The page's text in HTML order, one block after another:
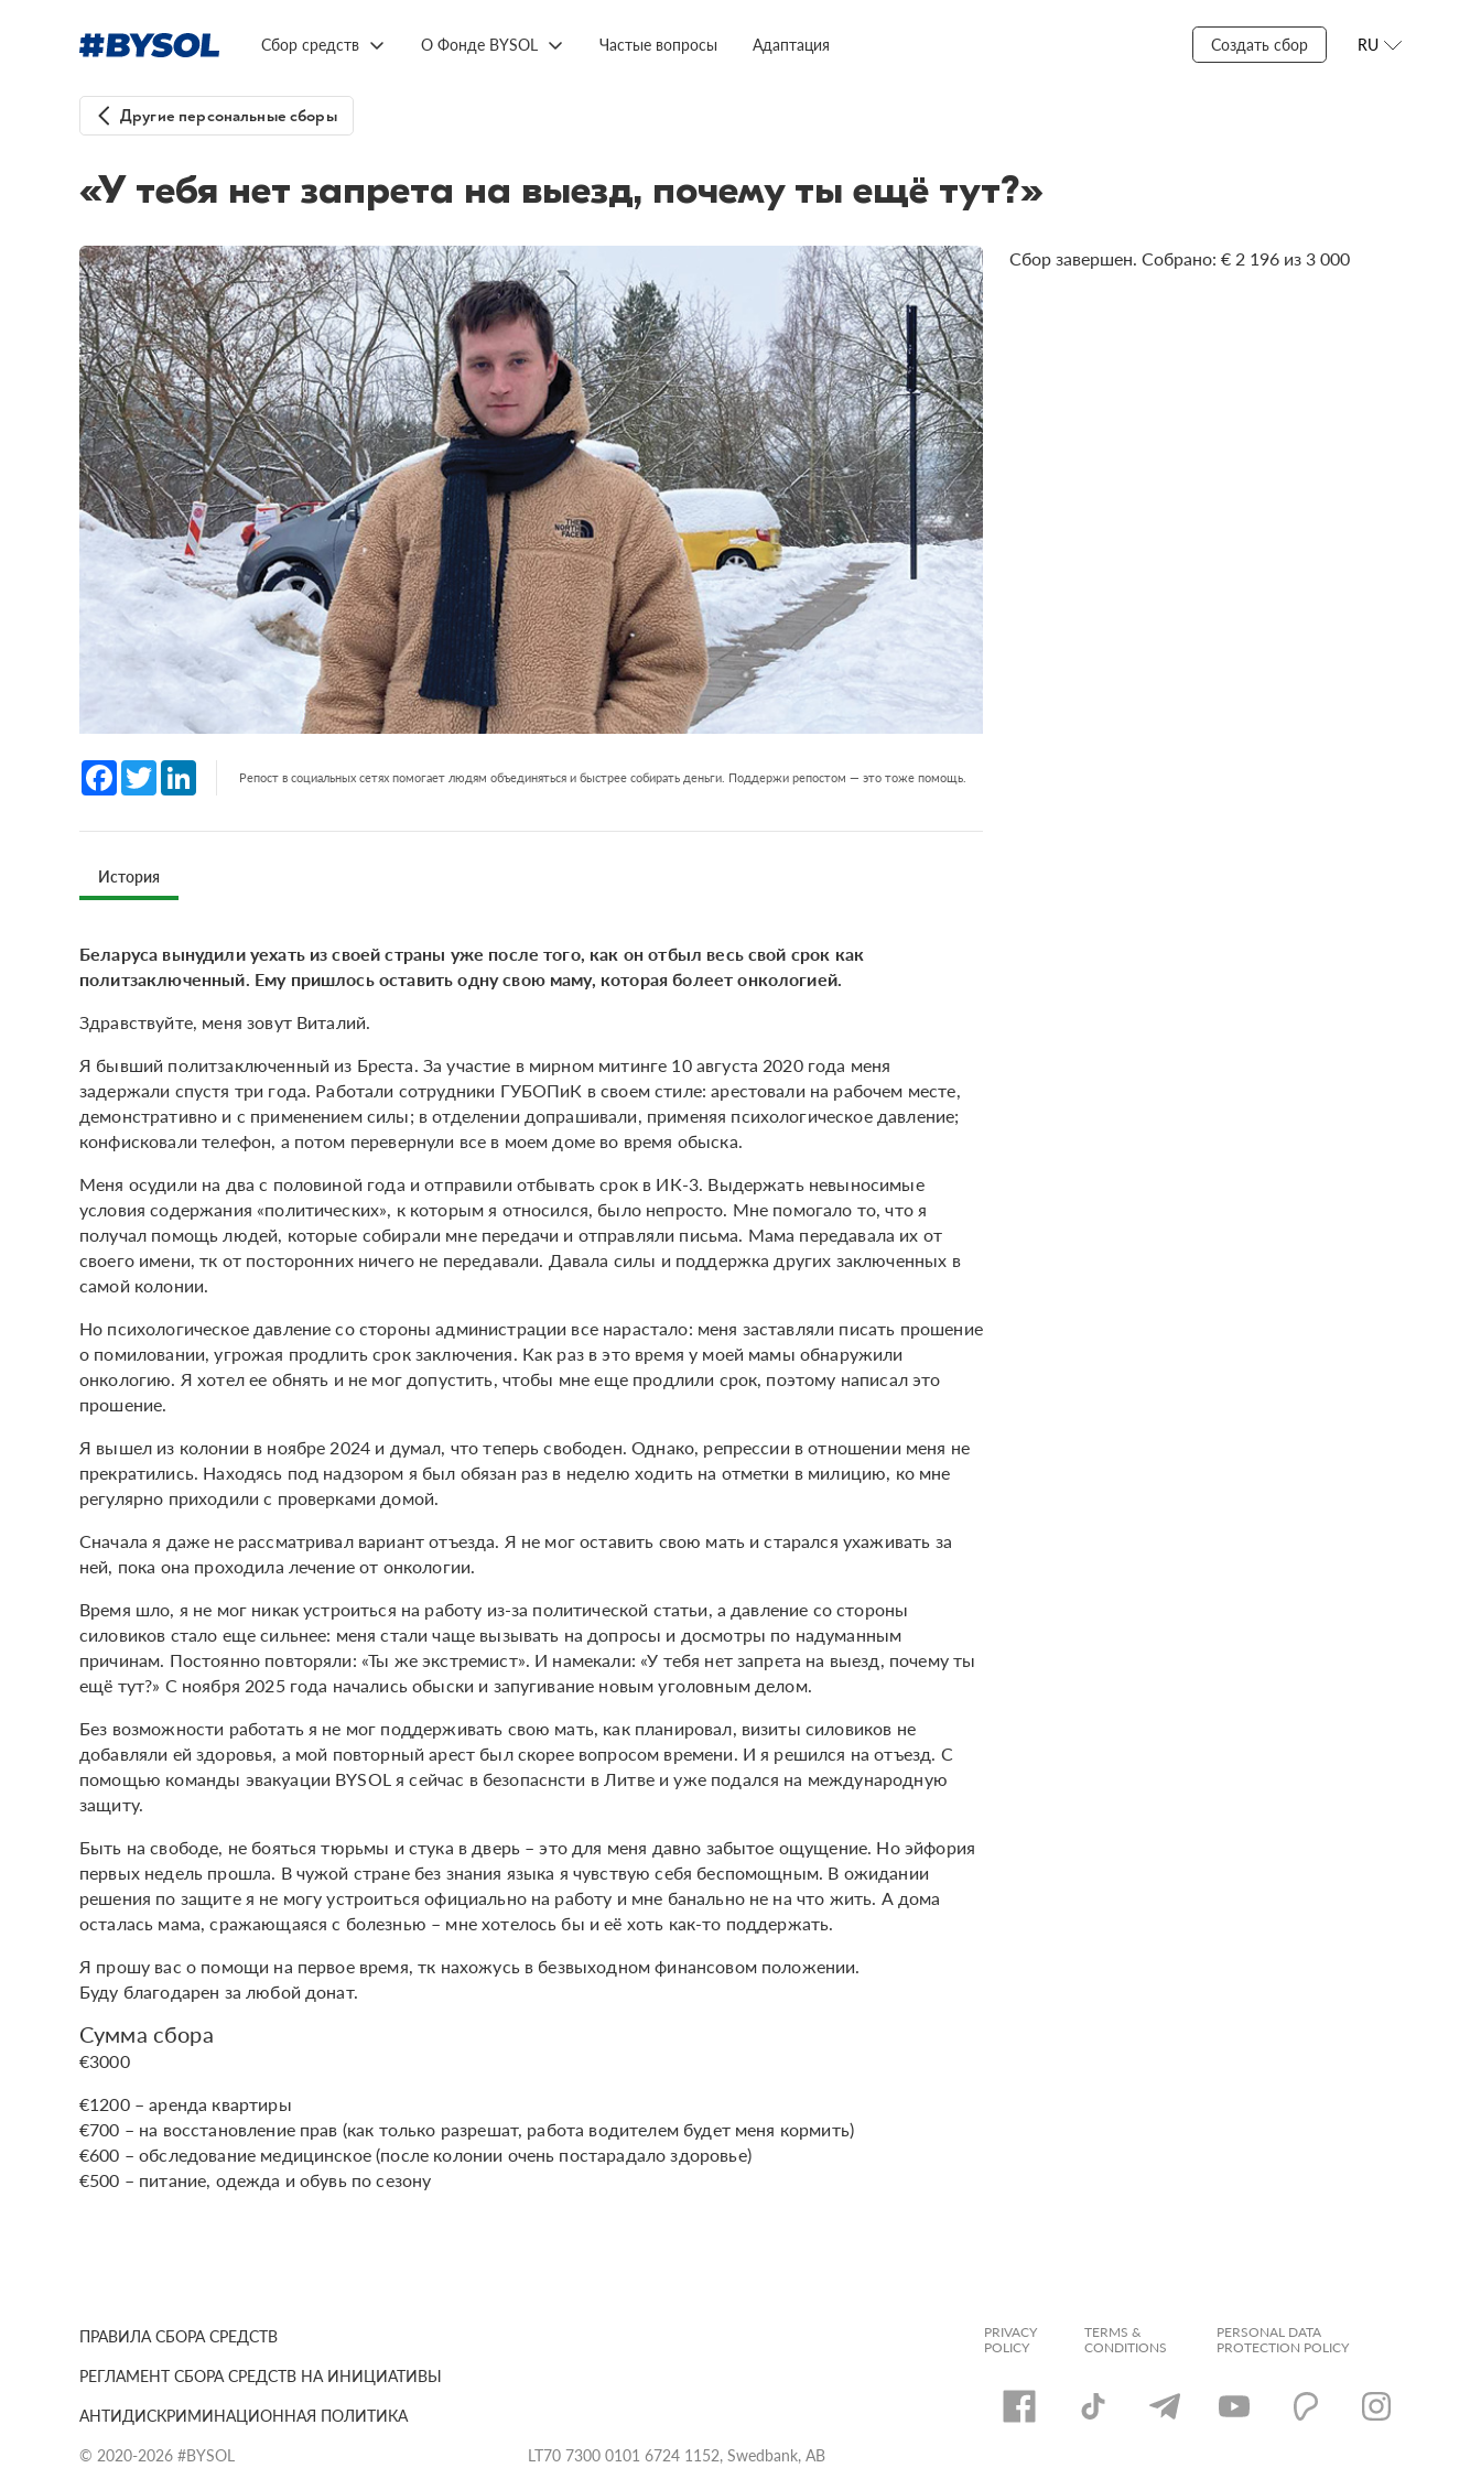
Сбор средств О Фонде BYSOL Частые вопросы Адаптация Создать сбор RU
Другие персональные сборы
«У тебя нет запрета на выезд, почему ты ещё тут?»
Facebook
Twitter LinkedInРепост в социальных сетях помогает людям объединяться и быстрее собирать деньги. Поддержи репостом — это тоже помощь.
История
Беларуса вынудили уехать из своей страны уже после того, как он отбыл весь свой срок как
политзаключенный. Ему пришлось оставить одну свою маму, которая болеет онкологией.
Здравствуйте, меня зовут Виталий.
Я бывший политзаключенный из Бреста. За участие в мирном митинге 10 августа 2020 года меня
задержали спустя три года. Работали сотрудники ГУБОПиК в своем стиле: арестовали на рабочем месте,
демонстративно и с применением силы; в отделении допрашивали, применяя психологическое давление;
конфисковали телефон, а потом перевернули все в моем доме во время обыска.
Меня осудили на два с половиной года и отправили отбывать срок в ИК-3. Выдержать невыносимые
условия содержания «политических», к которым я относился, было непросто. Мне помогало то, что я
получал помощь людей, которые собирали мне передачи и отправляли письма. Мама передавала их от
своего имени, тк от посторонних ничего не передавали. Давала силы и поддержка других заключенных в
самой колонии.
Но психологическое давление со стороны администрации все нарастало: меня заставляли писать прошение
о помиловании, угрожая продлить срок заключения. Как раз в это время у моей мамы обнаружили
онкологию. Я хотел ее обнять и не мог допустить, чтобы мне еще продлили срок, поэтому написал это
прошение.
Я вышел из колонии в ноябре 2024 и думал, что теперь свободен. Однако, репрессии в отношении меня не
прекратились. Находясь под надзором я был обязан раз в неделю ходить на отметки в милицию, ко мне
регулярно приходили с проверками домой.
Сначала я даже не рассматривал вариант отъезда. Я не мог оставить свою мать и старался ухаживать за
ней, пока она проходила лечение от онкологии.
Время шло, я не мог никак устроиться на работу из-за политической статьи, а давление со стороны
силовиков стало еще сильнее: меня стали чаще вызывать на допросы и досмотры по надуманным
причинам. Постоянно повторяли: «Ты же экстремист». И намекали: «У тебя нет запрета на выезд, почему ты
ещё тут?» С ноября 2025 года начались обыски и запугивание новым уголовным делом.
Без возможности работать я не мог поддерживать свою мать, как планировал, визиты силовиков не
добавляли ей здоровья, а мой повторный арест был скорее вопросом времени. И я решился на отъезд. С
помощью команды эвакуации BYSOL я сейчас в безопаснсти в Литве и уже подался на международную
защиту.
Быть на свободе, не бояться тюрьмы и стука в дверь – это для меня давно забытое ощущение. Но эйфория
первых недель прошла. В чужой стране без знания языка я чувствую себя беспомощным. В ожидании
решения по защите я не могу устроиться официально на работу и мне банально не на что жить. А дома
осталась мама, сражающаяся с болезнью – мне хотелось бы и её хоть как-то поддержать.
Я прошу вас о помощи на первое время, тк нахожусь в безвыходном финансовом положении.
Буду благодарен за любой донат.
Сумма сбора
€3000
€1200 – аренда квартиры
€700 – на восстановление прав (как только разрешат, работа водителем будет меня кормить)
€600 – обследование медицинское (после колонии очень постарадало здоровье)
€500 – питание, одежда и обувь по сезону
Сбор завершен. Собрано: € 2 196 из 3 000
ПРАВИЛА СБОРА СРЕДСТВ
РЕГЛАМЕНТ СБОРА СРЕДСТВ НА ИНИЦИАТИВЫ
АНТИДИСКРИМИНАЦИОННАЯ ПОЛИТИКА
© 2020-2026 #BYSOL
LT70 7300 0101 6724 1152, Swedbank, AB
PRIVACY
POLICY
TERMS &
CONDITIONS
PERSONAL DATA
PROTECTION POLICY